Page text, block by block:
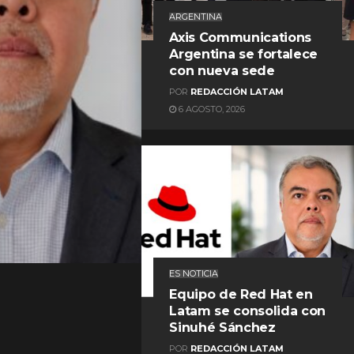
ARGENTINA
Axis Communications
Argentina se fortalece
con nueva sede
POR REDACCIÓN LATAM
6 AGOSTO, 2026
ES NOTICIA
Equipo de Red Hat en
Latam se consolida con
Sinuhé Sánchez
POR REDACCIÓN LATAM